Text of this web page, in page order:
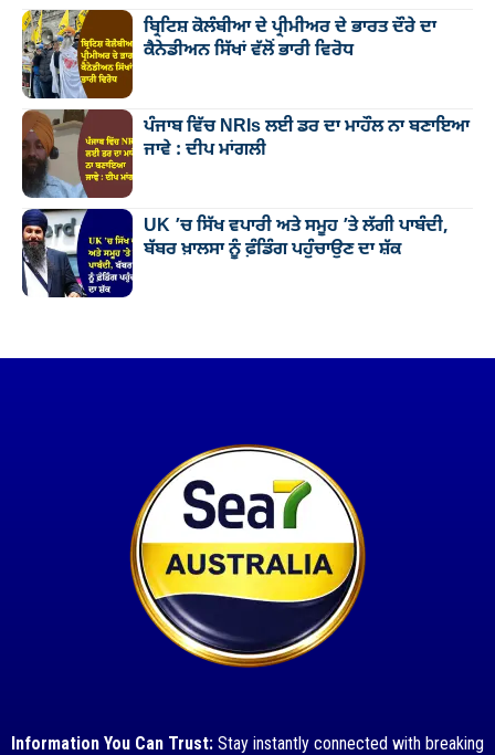
ਬ੍ਰਿਟਿਸ਼ ਕੋਲੰਬੀਆ ਦੇ ਪ੍ਰੀਮੀਅਰ ਦੇ ਭਾਰਤ ਦੌਰੇ ਦਾ
ਕੈਨੇਡੀਅਨ ਸਿੱਖਾਂ ਵੱਲੋਂ ਭਾਰੀ ਵਿਰੋਧ
ਪੰਜਾਬ ਵਿੱਚ NRIs ਲਈ ਡਰ ਦਾ ਮਾਹੌਲ ਨਾ ਬਣਾਇਆ
ਜਾਵੇ : ਦੀਪ ਮਾਂਗਲੀ
UK ’ਚ ਸਿੱਖ ਵਪਾਰੀ ਅਤੇ ਸਮੂਹ ’ਤੇ ਲੱਗੀ ਪਾਬੰਦੀ,
ਬੱਬਰ ਖ਼ਾਲਸਾ ਨੂੰ ਫ਼ੰਡਿੰਗ ਪਹੁੰਚਾਉਣ ਦਾ ਸ਼ੱਕ
Information You Can Trust: Stay instantly connected with breaking